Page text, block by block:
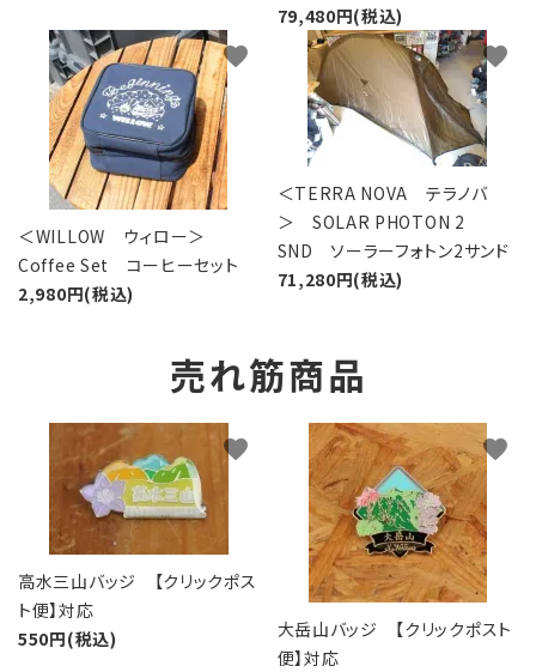
79,480円(税込)
＜WILLOW ウィロー＞
Coffee Set コーヒーセット
2,980円(税込)
favorite
＜TERRA NOVA テラノバ
＞ SOLAR PHOTON 2
SND ソーラーフォトン2サンド
71,280円(税込)
favorite
売れ筋商品
高水三山バッジ 【クリックポス
ト便】対応
550円(税込)
favorite
大岳山バッジ 【クリックポスト
便】対応
favorite